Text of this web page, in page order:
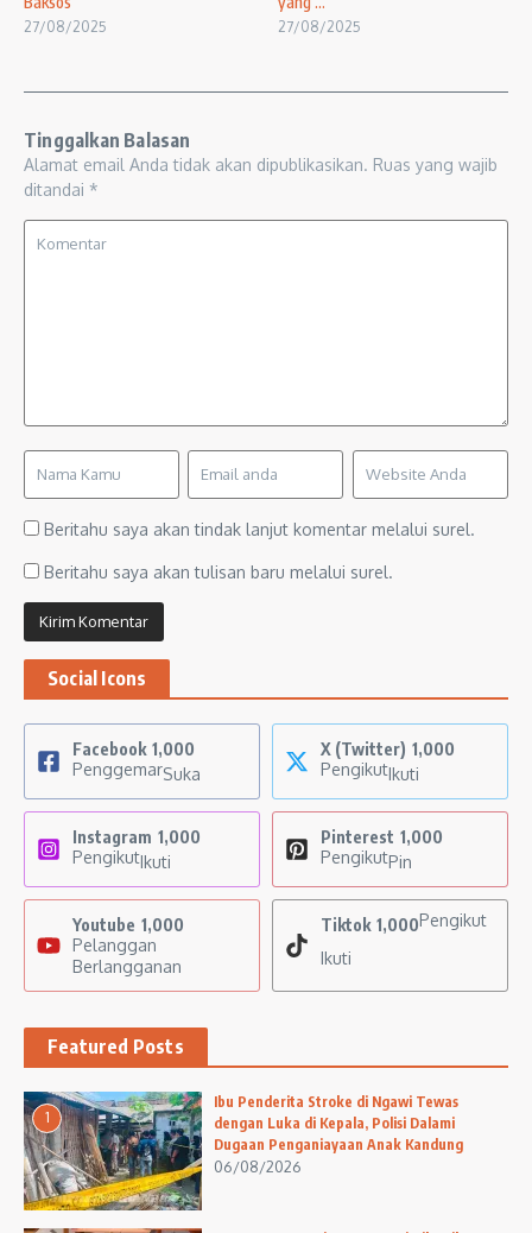
27/08/2025 27/08/2025
Tinggalkan Balasan
Alamat email Anda tidak akan dipublikasikan. Ruas yang wajib
ditandai *
Beritahu saya akan tindak lanjut komentar melalui surel.
Beritahu saya akan tulisan baru melalui surel.
Social Icons
Facebook 1,000
PenggemarSuka
X (Twitter) 1,000
PengikutIkuti
Instagram 1,000
PengikutIkuti
Pinterest 1,000
PengikutPin
Youtube 1,000
Pelanggan
Berlangganan
Tiktok 1,000Pengikut
Ikuti
Featured Posts
1
Ibu Penderita Stroke di Ngawi Tewas
dengan Luka di Kepala, Polisi Dalami
Dugaan Penganiayaan Anak Kandung
06/08/2026